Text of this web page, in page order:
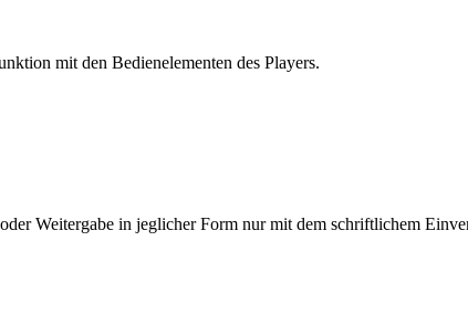
mit den Bedienelementen des Players.
Weitergabe in jeglicher Form nur mit dem schriftlichem